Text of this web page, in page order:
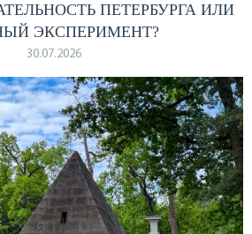
ПЕТЕРБУРГА ИЛИ
ЭКСПЕРИМЕНТ?
30.07.2026